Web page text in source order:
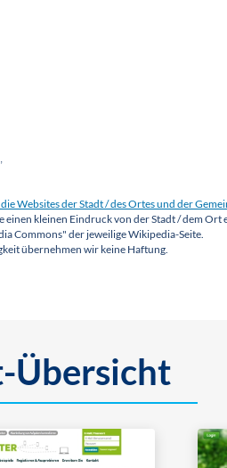
Websites der Stadt / des Ortes und der
kleinen Eindruck von der Stadt / dem Ort
Commons" der jeweilige Wikipedia-Seite.
übernehmen wir keine Haftung.
Übersicht